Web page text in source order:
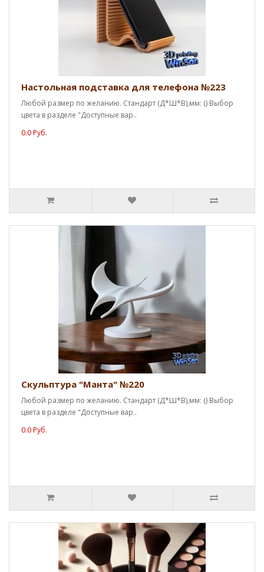
Настольная подставка для телефона №223
Любой размер по желанию. Стандарт (Д*Ш*В),мм: () Выбор
цвета в разделе "Доступные вар..
0.0 Руб.
Скульптура "Манта" №220
Любой размер по желанию. Стандарт (Д*Ш*В),мм: () Выбор
цвета в разделе "Доступные вар..
0.0 Руб.